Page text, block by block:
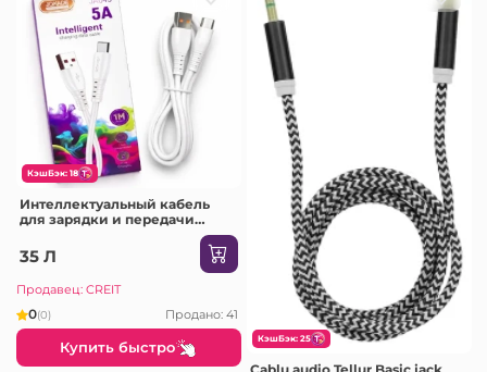
КэшБэк: 18
Интеллектуальный кабель
для зарядки и передачи
35 Л
Продавец: CREIT
0(0) Продано: 41
Купить быстро
КэшБэк: 25